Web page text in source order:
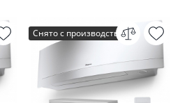
Снято с производства